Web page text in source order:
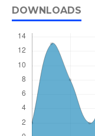
DOWNLOADS